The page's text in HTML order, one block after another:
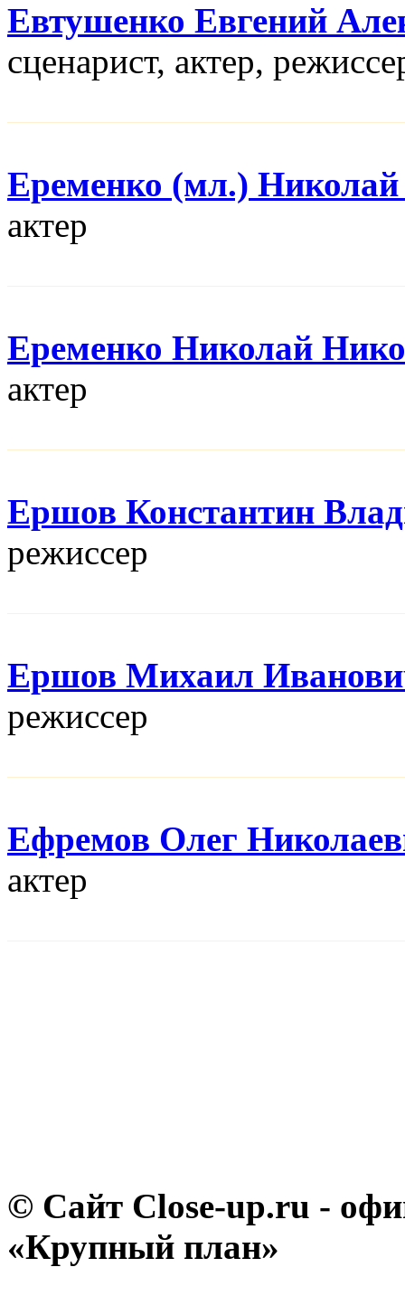
Евтушенко Евгений
сценарист, актер,
Еременко (мл.)
актер
Еременко Николай
актер
Ершов Константин
режисcер
Ершов Михаил
режисcер
Ефремов Олег
актер
© Сайт Close-up.ru -
«Крупный план»